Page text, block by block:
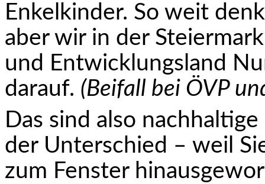
Enkelkinder. So weit
aber wir in der
und Entwicklungsland
darauf. (Beifall bei ÖVP
Das sind also
der Unterschied – weil
zum Fenster